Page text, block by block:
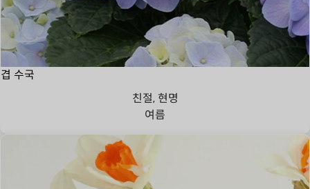
겹 수국
친절, 현명
여름